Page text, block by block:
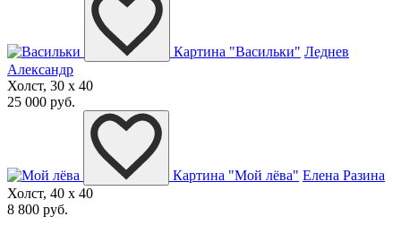
Картина "Васильки" Леднев
Александр
Холст, 30 x 40
25 000 руб.
Картина "Мой лёва" Елена Разина
Холст, 40 x 40
8 800 руб.